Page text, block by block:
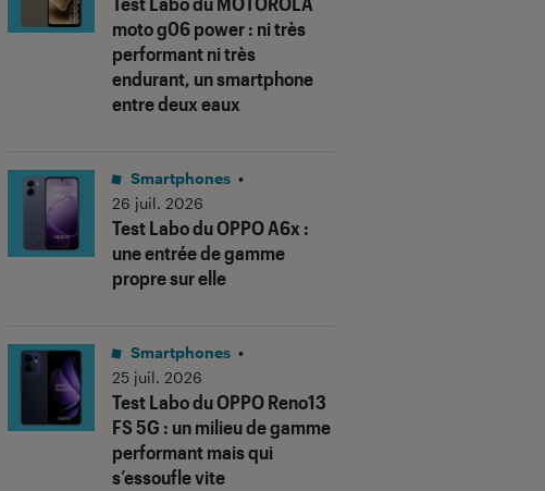
moto g06 power : ni très
performant ni très
endurant, un smartphone
entre deux eaux
Test Labo du OPPO A6x :
une entrée de gamme
propre sur elle
Smartphones •
26 juil. 2026
Test Labo du OPPO Reno13
FS 5G : un milieu de gamme
performant mais qui
s’essoufle vite
Smartphones •
25 juil. 2026